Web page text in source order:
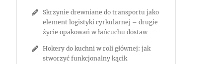
Skrzynie drewniane do transportu jako
element logistyki cyrkularnej – drugie
życie opakowań w łańcuchu dostaw
Hokery do kuchni w roli głównej: jak
stworzyć funkcjonalny kącik